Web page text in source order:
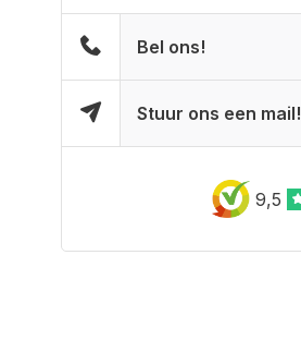
Bel ons!
Stuur ons een mail!
9,5